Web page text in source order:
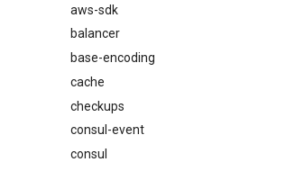
aws-sdk
balancer
base-encoding
cache
checkups
consul-event
consul